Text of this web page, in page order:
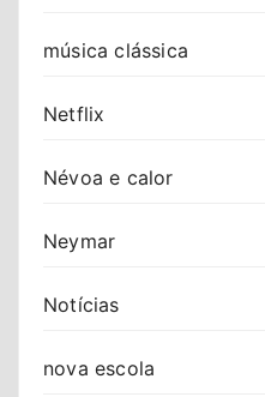
música clássica
Netflix
Névoa e calor
Neymar
Notícias
nova escola